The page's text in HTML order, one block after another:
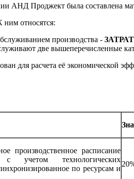
АНД Проджект была составлена
ним относятся:
производства -
две вышеперечисленные
для расчета её экономической
производственное расписание
технологических
по ресурсам и